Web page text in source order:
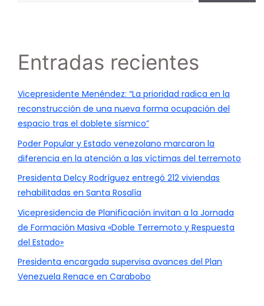
Entradas recientes
Vicepresidente Menéndez: “La prioridad radica en la
reconstrucción de una nueva forma ocupación del
espacio tras el doblete sísmico”
Poder Popular y Estado venezolano marcaron la
diferencia en la atención a las víctimas del terremoto
Presidenta Delcy Rodríguez entregó 212 viviendas
rehabilitadas en Santa Rosalía
Vicepresidencia de Planificación invitan a la Jornada
de Formación Masiva «Doble Terremoto y Respuesta
del Estado»
Presidenta encargada supervisa avances del Plan
Venezuela Renace en Carabobo